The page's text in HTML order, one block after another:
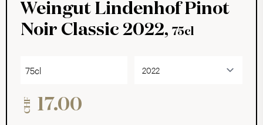
Weingut Lindenhof Pinot
Noir Classic 2022, 75cl
75cl
CHF 17.00